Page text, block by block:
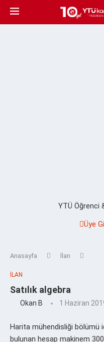
YTÜ Öğrenci
Üye
Anasayfa İlan
İLAN
Satılık algebra
Okan B 1 Haziran
Harita mühendisliği bölümü
bulunan hesap makinem 300